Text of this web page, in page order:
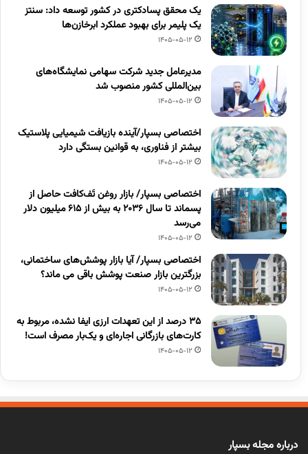
یک محقق پسادکتری در کشور توسعه داد: سنتز
یک پلیمر برای بهبود عملکرد ابرخازن‌ها
1405-05-12
مدیرعامل جدید شرکت سهامی نمایشگاه‌های
بین‌المللی کشور منصوب شد
1405-05-12
اختصاصی بسپار/آینده بازیافت شیمیایی پلاستیک
بیشتر از فناوری، به قوانین بستگی دارد
1405-05-12
اختصاصی بسپار/ بازار روغن تَف‌کافت حاصل از
پسماند تا سال ۲۰۳۶ به بیش از ۶۱۵ میلیون دلار
می‌رسد
1405-05-12
اختصاصی بسپار/ آیا بازار پوشش‌های ساختمانی،
بزرگترین بازار صنعت پوشش باقی می ماند؟
1405-05-12
۳۵ درصد از این تعهدات ارزی ایفا نشده، مربوط به
کارت‌های بازرگانی اجاره‌ای و یک‌بار مصرف است!
1405-05-12
درباره مجله بسپار